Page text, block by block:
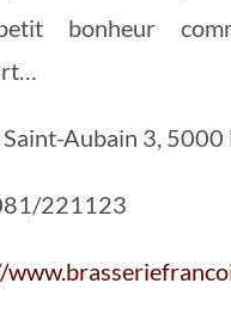
bonheur
Saint-Aubain 3,
221123